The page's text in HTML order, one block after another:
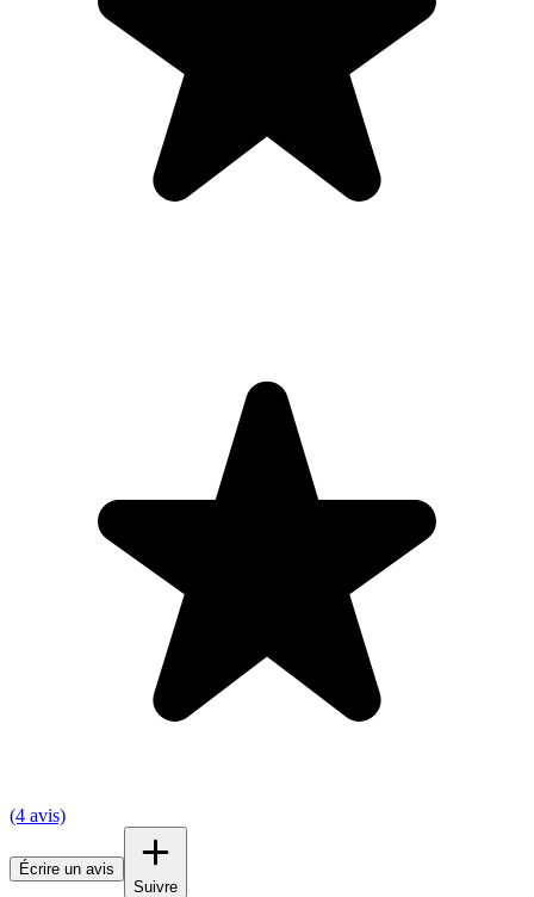
(4 avis)
Écrire un avis
Suivre